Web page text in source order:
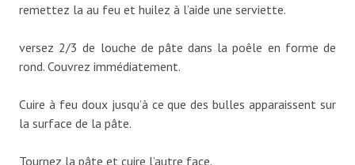
remettez la au feu et huilez à l’aide une serviette.
versez 2/3 de louche de pâte dans la poêle en forme de
rond. Couvrez immédiatement.
Cuire à feu doux jusqu’à ce que des bulles apparaissent sur
la surface de la pâte.
Tournez la pâte et cuire l’autre face.